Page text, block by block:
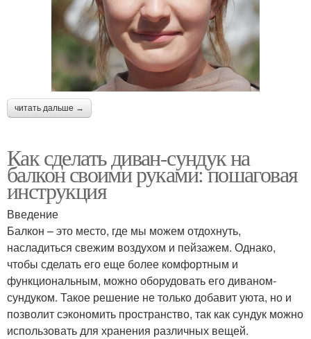
читать дальше →
Как сделать диван-сундук на
балкон своими руками: пошаговая
инструкция
Введение
Балкон – это место, где мы можем отдохнуть,
насладиться свежим воздухом и пейзажем. Однако,
чтобы сделать его еще более комфортным и
функциональным, можно оборудовать его диваном-
сундуком. Такое решение не только добавит уюта, но и
позволит сэкономить пространство, так как сундук можно
использовать для хранения различных вещей.